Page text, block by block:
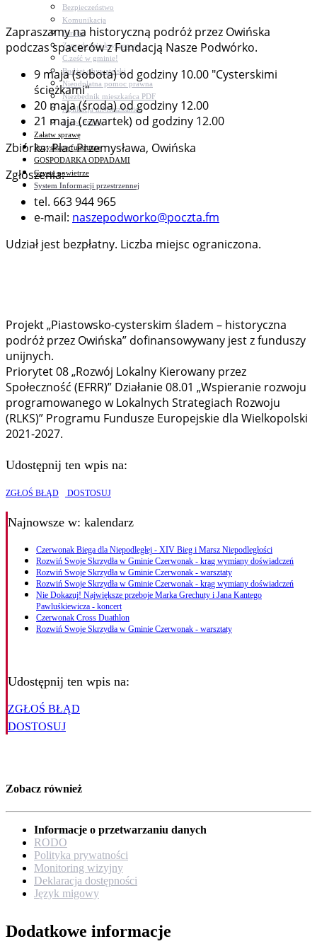
Bezpieczeństwo
Komunikacja
Parafie
Zarządzanie kryzysowe
C.ześć w gminie!
Budżet obywatelski
Nieodpłatna pomoc prawna
Niezbędnik mieszkańca PDF
Aplikacja mMieszkaniec
Mapa gminy
Załatw sprawę
Pozyskane fundusze
GOSPODARKA ODPADAMI
Czyste powietrze
System Informacji przestrzennej
Zapraszamy na historyczną podróż przez Owińska
podczas spacerów z Fundacją Nasze Podwórko.
9 maja (sobota) od godziny 10.00 "Cysterskimi
ścieżkami"
20 maja (środa) od godziny 12.00
21 maja (czwartek) od godziny 12.00
Zbiórka: Plac Przemysława, Owińska
Zgłoszenia:
tel. 663 944 965
e-mail: naszepodworko@poczta.fm
Udział jest bezpłatny. Liczba miejsc ograniczona.
Projekt „Piastowsko-cysterskim śladem – historyczna
podróż przez Owińska” dofinansowywany jest z funduszy
unijnych.
Priorytet 08 „Rozwój Lokalny Kierowany przez
Społeczność (EFRR)” Działanie 08.01 „Wspieranie rozwoju
programowanego w Lokalnych Strategiach Rozwoju
(RLKS)” Programu Fundusze Europejskie dla Wielkopolski
2021-2027.
Udostępnij ten wpis na:
ZGŁOŚ BŁĄD DOSTOSUJ
Najnowsze w: kalendarz
Czerwonak Biega dla Niepodległej - XIV Bieg i Marsz Niepodległości
Rozwiń Swoje Skrzydła w Gminie Czerwonak - krąg wymiany doświadczeń
Rozwiń Swoje Skrzydła w Gminie Czerwonak - warsztaty
Rozwiń Swoje Skrzydła w Gminie Czerwonak - krąg wymiany doświadczeń
Nie Dokazuj! Największe przeboje Marka Grechuty i Jana Kantego
Pawluśkiewicza - koncert
Czerwonak Cross Duathlon
Rozwiń Swoje Skrzydła w Gminie Czerwonak - warsztaty
Udostępnij ten wpis na:
ZGŁOŚ BŁĄD
DOSTOSUJ
Zobacz również
Informacje o przetwarzaniu danych
RODO
Polityka prywatności
Monitoring wizyjny
Deklaracja dostępności
Język migowy
Dodatkowe informacje